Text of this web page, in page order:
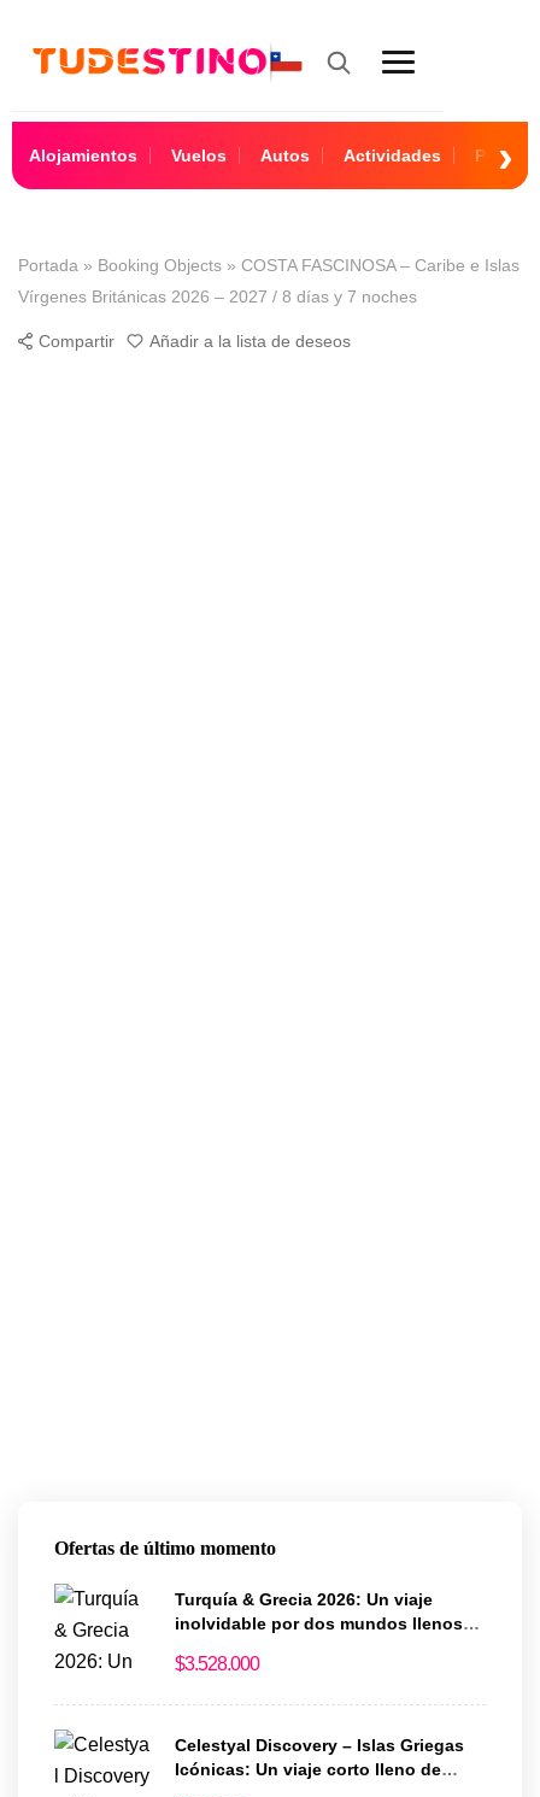
Alojamientos Vuelos Autos Actividades
Portada » Booking Objects » COSTA FASCINOSA – Caribe e Islas
Vírgenes Británicas 2026 – 2027 / 8 días y 7 noches
Compartir Añadir a la lista de deseos
Ofertas de último momento
Turquía & Grecia 2026: Un viaje
inolvidable por dos mundos llenos
$3.528.000
Celestyal Discovery – Islas Griegas
Icónicas: Un viaje corto lleno de